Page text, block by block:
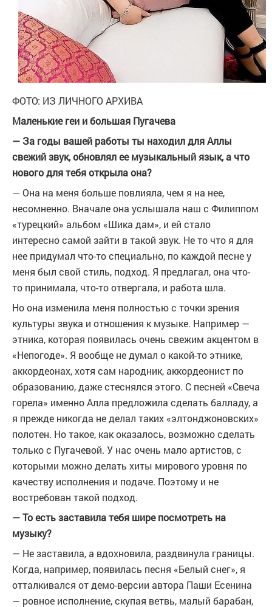
ФОТО: ИЗ ЛИЧНОГО АРХИВА
Маленькие геи и большая Пугачева
— За годы вашей работы ты находил для Аллы
свежий звук, обновлял ее музыкальный язык, а что
нового для тебя открыла она?
— Она на меня больше повлияла, чем я на нее,
несомненно. Вначале она услышала наш с Филиппом
«турецкий» альбом «Шика дам», и ей стало
интересно самой зайти в такой звук. Не то что я для
нее придумал что-то специально, по каждой песне у
меня был свой стиль, подход. Я предлагал, она что-
то принимала, что-то отвергала, и работа шла.
Но она изменила меня полностью с точки зрения
культуры звука и отношения к музыке. Например —
этника, которая появилась очень свежим акцентом в
«Непогоде». Я вообще не думал о какой-то этнике,
аккордеонах, хотя сам народник, аккордеонист по
образованию, даже стеснялся этого. С песней «Свеча
горела» именно Алла предложила сделать балладу, а
я прежде никогда не делал таких «элтонджоновских»
полотен. Но такое, как оказалось, возможно сделать
только с Пугачевой. У нас очень мало артистов, с
которыми можно делать хиты мирового уровня по
качеству исполнения и подаче. Поэтому и не
востребован такой подход.
— То есть заставила тебя шире посмотреть на
музыку?
— Не заставила, а вдохновила, раздвинула границы.
Когда, например, появилась песня «Белый снег», я
отталкивался от демо-версии автора Паши Есенина
— ровное исполнение, скупая ветвь, малый барабан,